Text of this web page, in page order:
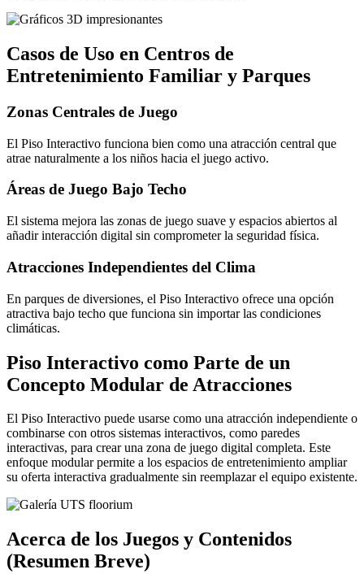
Casos de Uso en Centros de
Entretenimiento Familiar y Parques
Zonas Centrales de Juego
El Piso Interactivo funciona bien como una atracción central que
atrae naturalmente a los niños hacia el juego activo.
Áreas de Juego Bajo Techo
El sistema mejora las zonas de juego suave y espacios abiertos al
añadir interacción digital sin comprometer la seguridad física.
Atracciones Independientes del Clima
En parques de diversiones, el Piso Interactivo ofrece una opción
atractiva bajo techo que funciona sin importar las condiciones
climáticas.
Piso Interactivo como Parte de un
Concepto Modular de Atracciones
El Piso Interactivo puede usarse como una atracción independiente o
combinarse con otros sistemas interactivos, como paredes
interactivas, para crear una zona de juego digital completa. Este
enfoque modular permite a los espacios de entretenimiento ampliar
su oferta interactiva gradualmente sin reemplazar el equipo existente.
Acerca de los Juegos y Contenidos
(Resumen Breve)